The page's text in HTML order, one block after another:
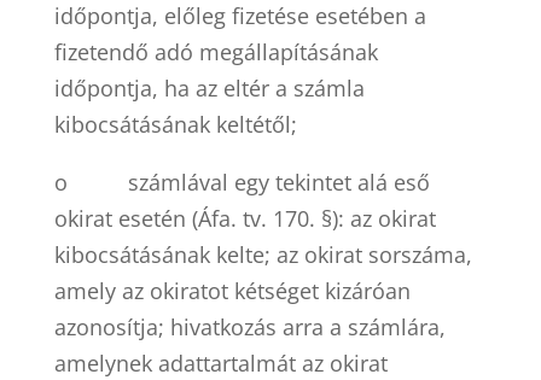
időpontja, előleg fizetése esetében a
fizetendő adó megállapításának
időpontja, ha az eltér a számla
kibocsátásának keltétől;
o
számlával egy tekintet alá eső
okirat esetén (Áfa. tv. 170. §): az okirat
kibocsátásának kelte; az okirat sorszáma,
amely az okiratot kétséget kizáróan
azonosítja; hivatkozás arra a számlára,
amelynek adattartalmát az okirat